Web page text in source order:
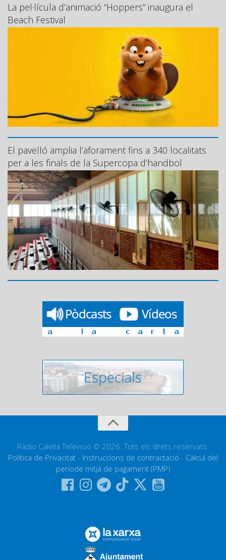
La pel·lícula d’animació “Hoppers” inaugura el
Beach Festival
El pavelló amplia l’aforament fins a 340 localitats
per a les finals de la Supercopa d’handbol
Ràdio Calella Televisió © 2026. Tots els drets reservats.
Política de Privacitat - Instruccions de contractació - Càlcul del
període mitjà de pagament (PMP)